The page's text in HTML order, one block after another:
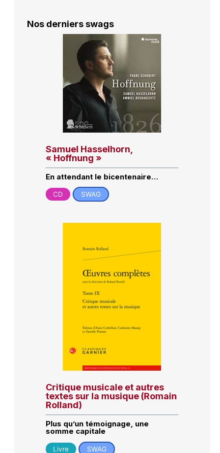
Nos derniers swags
Samuel Hasselhorn,
« Hoffnung »
En attendant le bicentenaire…
CD SWAG
Critique musicale et autres
textes sur la musique (Romain
Rolland)
Plus qu’un témoignage, une
somme capitale
Livre SWAG